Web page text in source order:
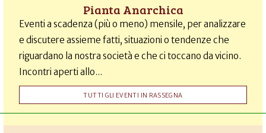
Pianta Anarchica
Eventi a scadenza (più o meno) mensile, per analizzare
e discutere assieme fatti, situazioni o tendenze che
riguardano la nostra società e che ci toccano da vicino.
Incontri aperti allo...
TUTTI GLI EVENTI IN RASSEGNA